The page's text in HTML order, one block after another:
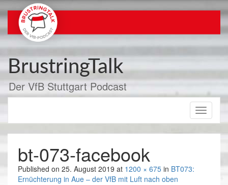
Inhalt
springen
BrustringTalk
Der VfB Stuttgart Podcast
Toggle
bt-073-facebook
Published on 25. August 2019 at 1200 × 675 in BT073:
Ernüchterung in Aue – der VfB mit Luft nach oben